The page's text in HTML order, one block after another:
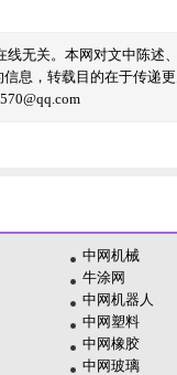
线无关。本网对文中陈
息，转载目的在于传递
中网机械
牛涂网
中网机器人
中网塑料
中网橡胶
中网玻璃